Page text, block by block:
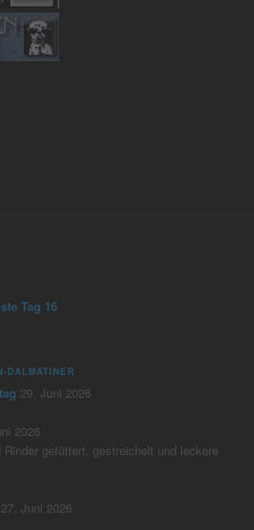
Tag 16
DALMATINER
29. Juni 2026
2026
Rinder gefüttert, gestreichelt und leckere
27. Juni 2026